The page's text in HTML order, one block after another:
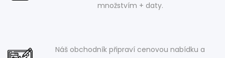
množstvím + daty.
Náš obchodník připraví cenovou nabídku a